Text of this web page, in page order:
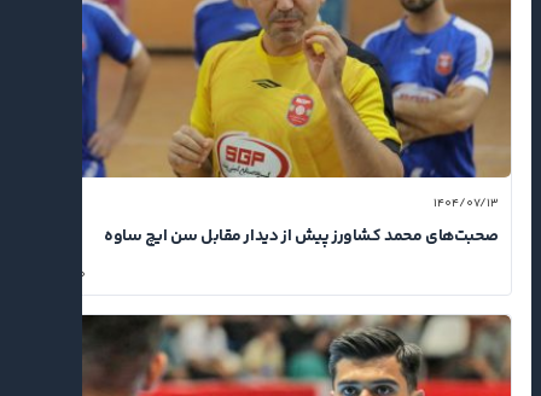
۱۴۰۴/۰۷/۱۳
صحبت‌های محمد کشاورز پیش از دیدار مقابل سن ایچ ساوه
۰